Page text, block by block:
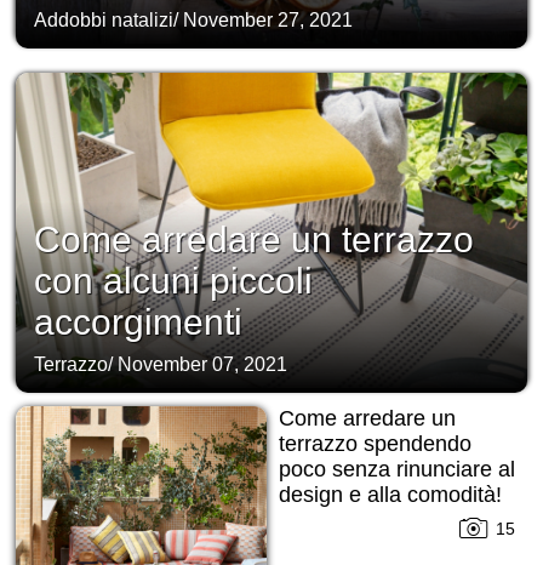
Addobbi natalizi/ November 27, 2021
Come arredare un terrazzo
con alcuni piccoli
accorgimenti
Terrazzo/ November 07, 2021
Come arredare un
terrazzo spendendo
poco senza rinunciare al
design e alla comodità!
15